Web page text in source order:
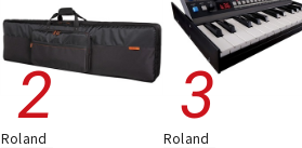
Roland Roland